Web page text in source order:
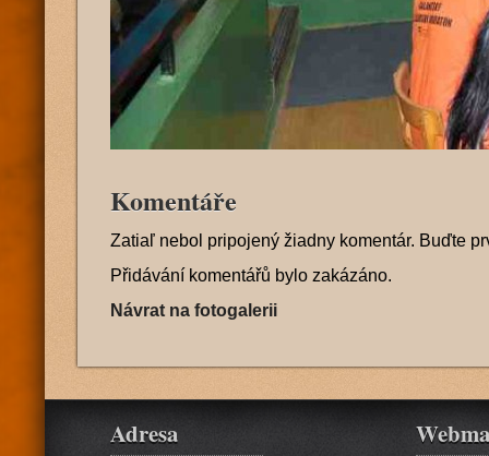
Komentáře
Zatiaľ nebol pripojený žiadny komentár. Buďte
Přidávání komentářů bylo zakázáno.
Návrat na fotogalerii
Adresa